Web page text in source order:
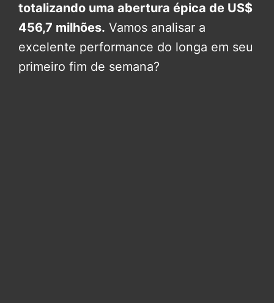
totalizando uma abertura épica de US$
456,7 milhões. Vamos analisar a
excelente performance do longa em seu
primeiro fim de semana?